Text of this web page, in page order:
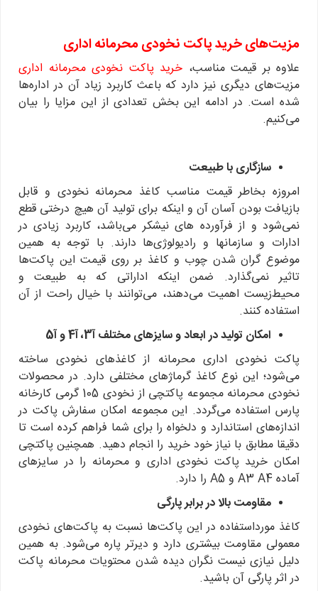
مزیت‌های خرید پاکت نخودی محرمانه اداری
علاوه بر قیمت مناسب، خرید پاکت نخودی محرمانه اداری
مزیت‌های دیگری نیز دارد که باعث کاربرد زیاد آن در اداره‌ها
شده است. در ادامه این بخش تعدادی از این مزایا را بیان
می‌کنیم.
سازگاری با طبیعت
امروزه بخاطر قیمت مناسب کاغذ محرمانه نخودی و قابل
بازیافت بودن آسان آن و اینکه برای تولید آن هیچ درختی قطع
نمی‌شود و از فرآورده های نیشکر می‌باشد، کاربرد زیادی در
ادارات و سازمانها و رادیولوژی‌ها دارند. با توجه به همین
موضوع گران شدن چوب و کاغذ بر روی قیمت این پاکت‌ها
تاثیر نمی‌گذارد. ضمن اینکه اداراتی که به طبیعت و
محیط‌زیست اهمیت می‌دهند، می‌توانند با خیال راحت از آن
استفاده کنند.
امکان تولید در ابعاد و سایزهای مختلف آ3، آ4 و آ5
پاکت نخودی اداری محرمانه از کاغذهای نخودی ساخته
می‌شود؛ این نوع کاغذ گرماژهای مختلفی دارد. در محصولات
نخودی محرمانه مجموعه پاکتچی از نخودی 105 گرمی کارخانه
پارس استفاده می‌گردد. این مجموعه امکان سفارش پاکت در
اندازه‌های استاندارد و دلخواه را برای شما فراهم کرده است تا
دقیقا مطابق با نیاز خود خرید را انجام دهید. همچنین پاکتچی
امکان خرید پاکت نخودی اداری و محرمانه را در سایزهای
آماده A3 A4 و A5 را دارد.
مقاومت بالا در برابر پارگی
کاغذ مورداستفاده در این پاکت‌ها نسبت به پاکت‌های نخودی
معمولی مقاومت بیشتری دارد و دیرتر پاره می‌شود. به همین
دلیل نیازی نیست نگران دیده شدن محتویات محرمانه پاکت
در اثر پارگی آن باشید.